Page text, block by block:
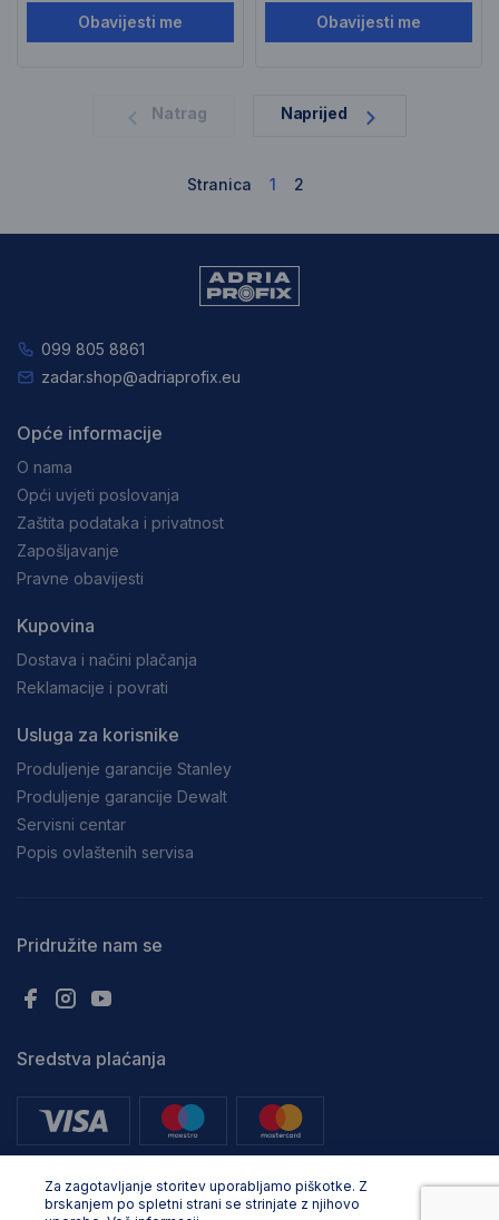
Za zagotavljanje storitev uporabljamo piškotke. Z
brskanjem po spletni strani se strinjate z njihovo
Obavijesti me Obavijesti me
Natrag Naprijed
Stranica 1 2
099 805 8861
zadar.shop@adriaprofix.eu
Opće informacije
O nama
Opći uvjeti poslovanja
Zaštita podataka i privatnost
Zapošljavanje
Pravne obavijesti
Kupovina
Dostava i načini plačanja
Reklamacije i povrati
Usluga za korisnike
Produljenje garancije Stanley
Produljenje garancije Dewalt
Servisni centar
Popis ovlaštenih servisa
Pridružite nam se
Sredstva plaćanja